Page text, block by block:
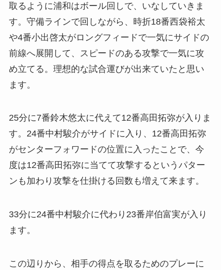
取るように浦和はボール回しで、いなしていきま
す。守備ラインで回しながら、時折18番西袋裕太
や4番小出啓太がロングフィードで一気にサイドの
前線へ展開して、スピードのある攻撃で一気に攻
め立てる。理想的な試合運びが出来ていたと思い
ます。
25分に7番鈴木悠太に代えて12番高田拓弥が入りま
す。24番中村駿介がサイドに入り、12番高田拓弥
がセンターフォワードの位置に入ったことで、今
度は12番高田拓弥に当てて攻撃するというパター
ンも加わり攻撃を仕掛ける回数も増えて来ます。
33分に24番中村駿介に代わり23番岸伯富実が入り
ます。
この辺りから、相手の得点を取るためのプレーに